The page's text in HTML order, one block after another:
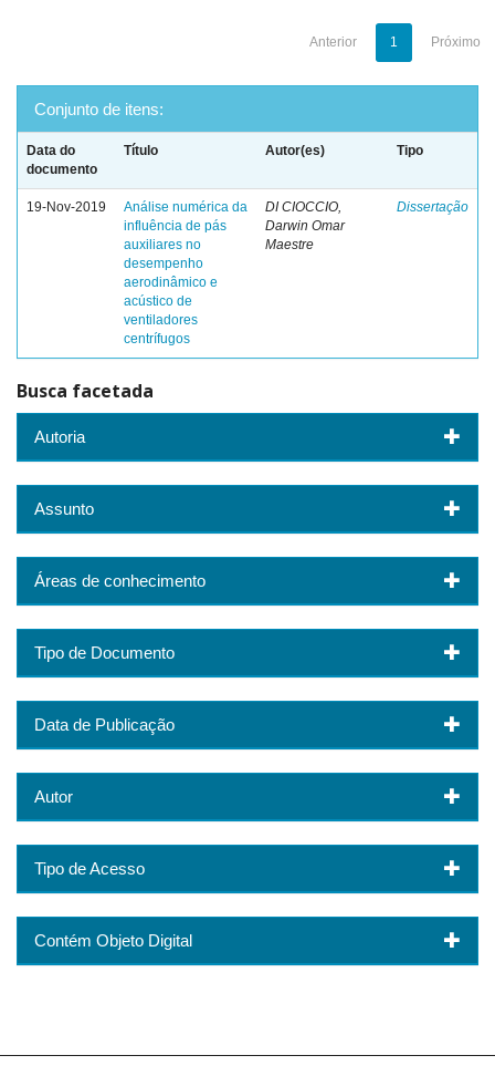
Anterior 1 Próximo
Conjunto de itens:
Data do
documento
Título Autor(es) Tipo
19-Nov-2019
Análise numérica da
influência de pás
auxiliares no
desempenho
aerodinâmico e
acústico de
ventiladores
centrífugos
DI CIOCCIO,
Darwin Omar
Maestre
Dissertação
Busca facetada
Autoria
Assunto
Áreas de conhecimento
Tipo de Documento
Data de Publicação
Autor
Tipo de Acesso
Contém Objeto Digital